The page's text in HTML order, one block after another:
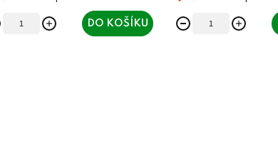
DO KOŠÍKU